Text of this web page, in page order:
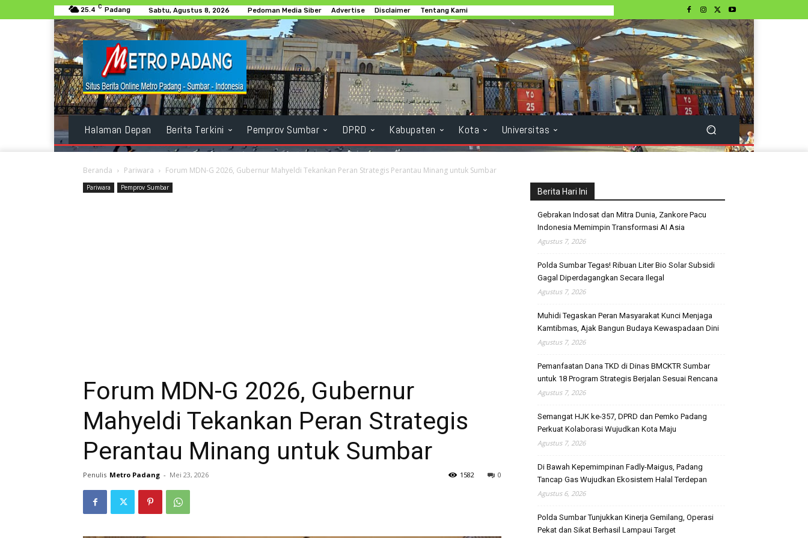
25.4 C Padang Sabtu, Agustus 8, 2026 Pedoman Media Siber Advertise Disclaimer Tentang Kami
Halaman Depan Berita Terkini Pemprov Sumbar DPRD Kabupaten Kota Universitas
Beranda Pariwara Forum MDN-G 2026, Gubernur Mahyeldi Tekankan Peran Strategis Perantau Minang untuk Sumbar
Pariwara Pemprov Sumbar
Forum MDN-G 2026, Gubernur
Mahyeldi Tekankan Peran Strategis
Perantau Minang untuk Sumbar
Penulis Metro Padang - Mei 23, 2026 0
1582
Berita Hari Ini
Gebrakan Indosat dan Mitra Dunia, Zankore Pacu
Indonesia Memimpin Transformasi AI Asia
Agustus 7, 2026
Polda Sumbar Tegas! Ribuan Liter Bio Solar Subsidi
Gagal Diperdagangkan Secara Ilegal
Agustus 7, 2026
Muhidi Tegaskan Peran Masyarakat Kunci Menjaga
Kamtibmas, Ajak Bangun Budaya Kewaspadaan Dini
Agustus 7, 2026
Pemanfaatan Dana TKD di Dinas BMCKTR Sumbar
untuk 18 Program Strategis Berjalan Sesuai Rencana
Agustus 7, 2026
Semangat HJK ke-357, DPRD dan Pemko Padang
Perkuat Kolaborasi Wujudkan Kota Maju
Agustus 7, 2026
Di Bawah Kepemimpinan Fadly-Maigus, Padang
Tancap Gas Wujudkan Ekosistem Halal Terdepan
Agustus 6, 2026
Polda Sumbar Tunjukkan Kinerja Gemilang, Operasi
Pekat dan Sikat Berhasil Lampaui Target